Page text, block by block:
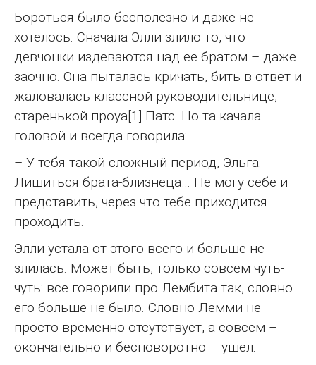
Бороться было бесполезно и даже не
хотелось. Сначала Элли злило то, что
девчонки издеваются над ее братом – даже
заочно. Она пыталась кричать, бить в ответ и
жаловалась классной руководительнице,
старенькой проуа[1] Патс. Но та качала
головой и всегда говорила:
– У тебя такой сложный период, Эльга.
Лишиться брата-близнеца… Не могу себе и
представить, через что тебе приходится
проходить.
Элли устала от этого всего и больше не
злилась. Может быть, только совсем чуть-
чуть: все говорили про Лембита так, словно
его больше не было. Словно Лемми не
просто временно отсутствует, а совсем –
окончательно и бесповоротно – ушел.